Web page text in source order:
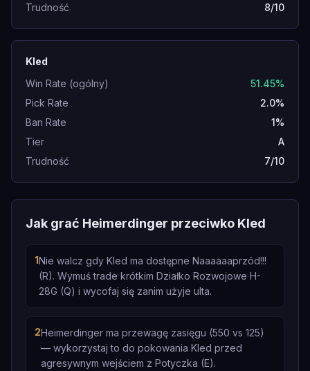
Trudność
8/10
Kled
Win Rate (ogólny)
51.45%
Pick Rate
2.0%
Ban Rate
1%
Tier
A
Trudność
7/10
Jak grać Heimerdinger przeciwko Kled
1Nie walcz gdy Kled ma dostępne Naaaaaaprzód!!!
(R). Wymuś trade krótkim Działko Rozwojowe H-
28G (Q) i wycofaj się zanim użyje ulta.
2Heimerdinger ma przewagę zasięgu (550 vs 125)
— wykorzystaj to do pokowania Kled przed
agresywnym wejściem z Potyczka (E).